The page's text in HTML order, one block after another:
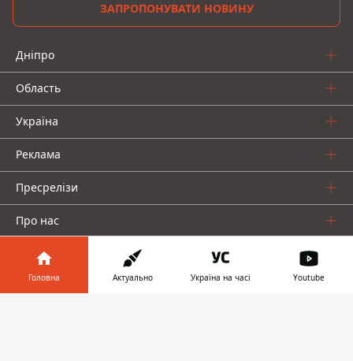
ЗАПРОПОНУВАТИ НОВИНУ
Дніпро
Область
Україна
Реклама
Пресрелізи
Про нас
Головна Актуально Україна на часі Youtube